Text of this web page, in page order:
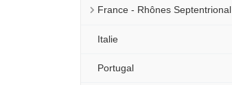
France - Rhônes Septentrional
Italie
Portugal